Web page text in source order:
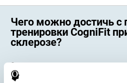
Чего можно достичь
тренировки CogniFit
склерозе?
Страдающие при рассеянном
способности оказывают
повседневную жизнь. Когнитивная